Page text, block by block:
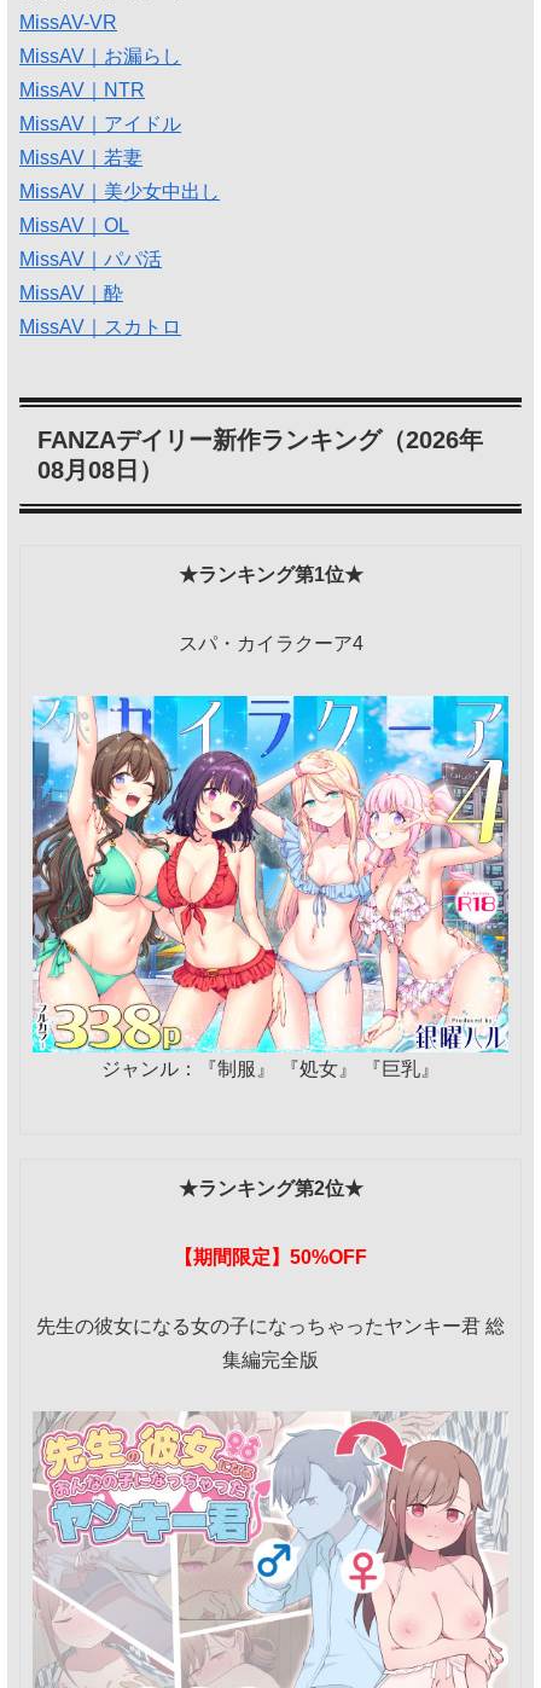
MissAV-VR
MissAV｜お漏らし
MissAV｜NTR
MissAV｜アイドル
MissAV｜若妻
MissAV｜美少女中出し
MissAV｜OL
MissAV｜パパ活
MissAV｜酔
MissAV｜スカトロ
FANZAデイリー新作ランキング（2026年
08月08日）
★ランキング第1位★
スパ・カイラクーア4
ジャンル：『制服』 『処女』 『巨乳』
★ランキング第2位★
【期間限定】50%OFF
先生の彼女になる女の子になっちゃったヤンキー君 総
集編完全版